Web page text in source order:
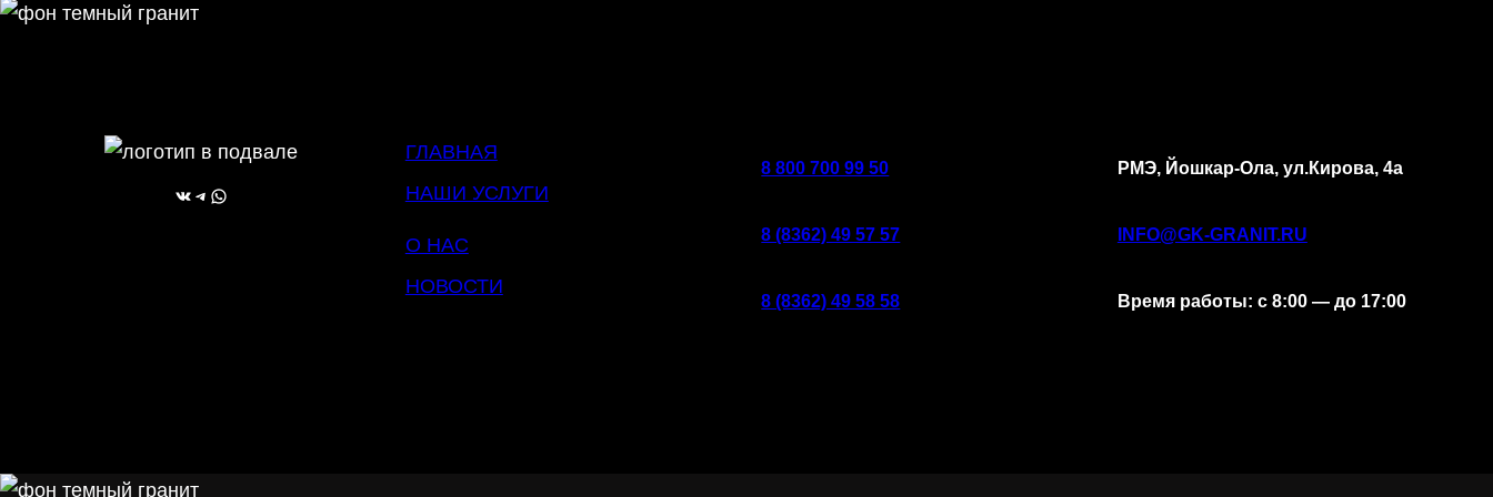
ВКонтакте Telegram WhatsApp
ГЛАВНАЯ
НАШИ УСЛУГИ
О НАС
НОВОСТИ
8 800 700 99 50
8 (8362) 49 57 57
8 (8362) 49 58 58
РМЭ, Йошкар-Ола, ул.Кирова, 4а
INFO@GK-GRANIT.RU
Время работы: с 8:00 — до 17:00